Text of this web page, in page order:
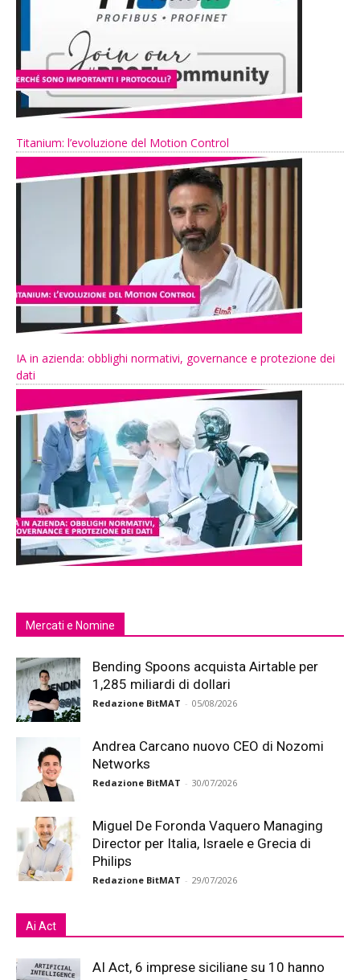
Titanium: l’evoluzione del Motion Control
IA in azienda: obblighi normativi, governance e protezione dei
dati
Mercati e Nomine
Bending Spoons acquista Airtable per
1,285 miliardi di dollari
Redazione BitMAT - 05/08/2026
Andrea Carcano nuovo CEO di Nozomi
Networks
Redazione BitMAT - 30/07/2026
Miguel De Foronda Vaquero Managing
Director per Italia, Israele e Grecia di
Philips
Redazione BitMAT - 29/07/2026
Ai Act
AI Act, 6 imprese siciliane su 10 hanno